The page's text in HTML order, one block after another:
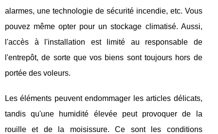
alarmes, une technologie de sécurité incendie, etc. Vous
pouvez même opter pour un stockage climatisé. Aussi,
l'accès à l'installation est limité au responsable de
l'entrepôt, de sorte que vos biens sont toujours hors de
portée des voleurs.
Les éléments peuvent endommager les articles délicats,
tandis qu'une humidité élevée peut provoquer de la
rouille et de la moisissure. Ce sont les conditions